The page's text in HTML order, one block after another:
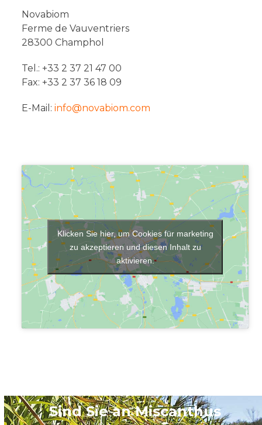
Novabiom
Ferme de Vauventriers
28300 Champhol
Tel.: +33 2 37 21 47 00
Fax: +33 2 37 36 18 09
E-Mail:info@novabiom.com
Klicken Sie hier, um Cookies für marketing
zu akzeptieren und diesen Inhalt zu
aktivieren.
Sind Sie an Miscanthus